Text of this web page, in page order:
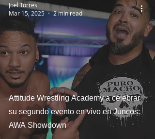
Attitude Wrestling Academy a celebrar
su segundo evento en vivo en Juncos:
AWA Showdown
Joel Torres
Mar 15, 2025
2 min read